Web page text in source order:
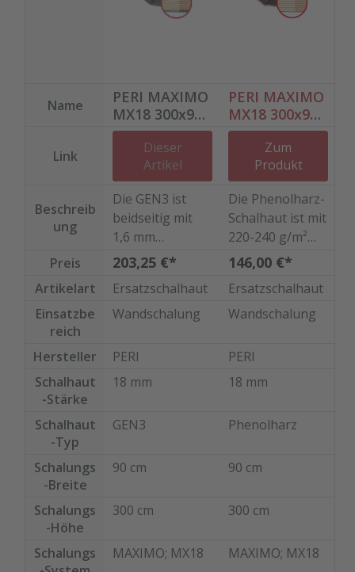
Dichtmittel gelangt (um die Haftwirkung nicht zu
Beutel/KartonFarbe:SchwarzAbgabe:Nur in Verbindung mit
Bestellung von Ersatzplatten in passender Menge!
Name
PERI MAXIMO
MX18 300x90
Schalhaut
GEN3
PERI MAXIMO
MX18 300x90
Schalhaut
Phenolharz
Link
Dieser
Artikel
Zum
Produkt
Beschreib
ung
Die GEN3 ist
beidseitig mit
1,6 mm
Kunststoff
beschichtet auf
hochwertiger
kreuzverleimter
Mit speziellem
versiegelt geht
montagefertige
Ersatzplatten
Ihren
Darauf können
verlassen.
Bestellen Sie das
komplette
Sanieren gleich
Dichtfugenmass
e, Nieten,
Kunststoffeinsät
Reparaturplättc
Die Phenolharz-
Schalhaut ist mit
220-240 g/m²
Phenolharz
beschichtet, auf
hochwertiger
kreuzverleimter
Schutzlack
Ihre
Ersatzplatten
verbauter MX
Passgenau zu
Preis 203,25 €* 146,00 €*
Artikelart Ersatzschalhaut
Ersatzschalhaut
Einsatzbe
reich
Wandschalung Wandschalung
Hersteller PERI
PERI
Schalhaut
-Stärke
18 mm 18 mm
Schalhaut
-Typ
GEN3 Phenolharz
Schalungs
-Breite
90 cm 90 cm
Schalungs
-Höhe
300 cm 300 cm
Schalungs
MAXIMO; MX18 MAXIMO; MX18